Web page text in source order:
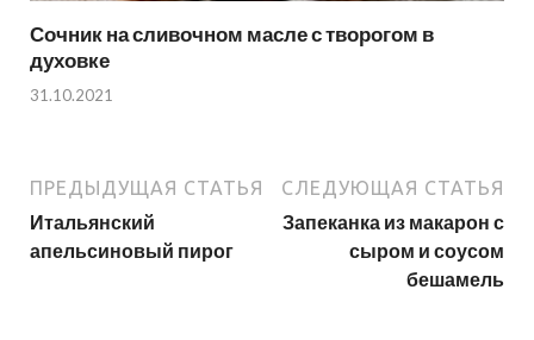
Сочник на сливочном масле с творогом в
духовке
31.10.2021
ПРЕДЫДУЩАЯ СТАТЬЯ
Итальянский
апельсиновый пирог
СЛЕДУЮЩАЯ СТАТЬЯ
Запеканка из макарон с
сыром и соусом
бешамель